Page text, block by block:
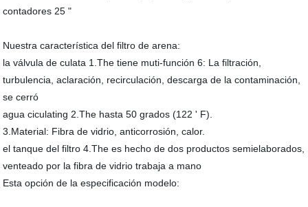
contadores 25 "
Nuestra característica del filtro de arena:
la válvula de culata 1.The tiene muti-función 6: La filtración,
turbulencia, aclaración, recirculación, descarga de la contaminación,
se cerró
agua ciculating 2.The hasta 50 grados (122 ' F).
3.Material: Fibra de vidrio, anticorrosión, calor.
el tanque del filtro 4.The es hecho de dos productos semielaborados,
venteado por la fibra de vidrio trabaja a mano
Esta opción de la especificación modelo: